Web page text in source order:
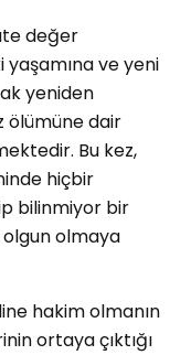
değer
ve yeni
yeniden
ölümüne dair
Bu kez,
hiçbir
bilinmiyor bir
olmaya
hakim olmanın
ortaya çıktığı